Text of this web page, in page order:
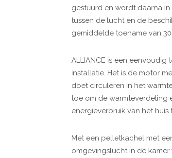
gestuurd en wordt daarna
tussen de lucht en de
gemiddelde toename van
ALLIANCE is een
installatie. Het is de motor
doet circuleren in het
toe om de warmteverdeling
energieverbruik van het
Met een pelletkachel met
omgevingslucht in de kamer